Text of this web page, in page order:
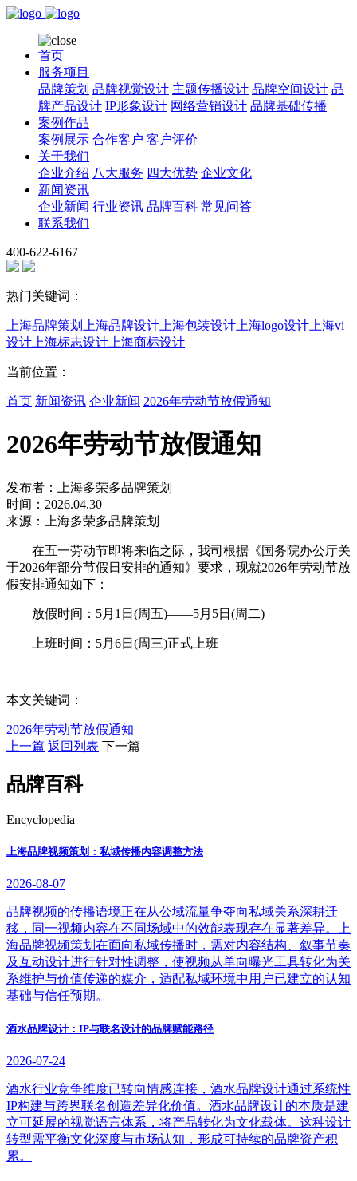
首页
服务项目
品牌策划 品牌视觉设计 主题传播设计 品牌空间设计 品
牌产品设计 IP形象设计 网络营销设计 品牌基础传播
案例作品
案例展示 合作客户 客户评价
关于我们
企业介绍 八大服务 四大优势 企业文化
新闻资讯
企业新闻 行业资讯 品牌百科 常见问答
联系我们
400-622-6167
热门关键词：
上海品牌策划 上海品牌设计 上海包装设计 上海logo设计 上海vi
设计 上海标志设计 上海商标设计
当前位置：
首页 新闻资讯 企业新闻 2026年劳动节放假通知
2026年劳动节放假通知
发布者：上海多荣多品牌策划
时间：2026.04.30
来源：上海多荣多品牌策划
在五一劳动节即将来临之际，我司根据《国务院办公厅关
于2026年部分节假日安排的通知》要求，现就2026年劳动节放
假安排通知如下：
放假时间：5月1日(周五)——5月5日(周二)
上班时间：5月6日(周三)正式上班
本文关键词：
2026年劳动节放假通知
上一篇 返回列表 下一篇
品牌百科
Encyclopedia
上海品牌视频策划：私域传播内容调整方法
2026-08-07
品牌视频的传播语境正在从公域流量争夺向私域关系深耕迁
移，同一视频内容在不同场域中的效能表现存在显著差异。上
海品牌视频策划在面向私域传播时，需对内容结构、叙事节奏
及互动设计进行针对性调整，使视频从单向曝光工具转化为关
系维护与价值传递的媒介，适配私域环境中用户已建立的认知
基础与信任预期。
酒水品牌设计：IP与联名设计的品牌赋能路径
2026-07-24
酒水行业竞争维度已转向情感连接，酒水品牌设计通过系统性
IP构建与跨界联名创造差异化价值。酒水品牌设计的本质是建
立可延展的视觉语言体系，将产品转化为文化载体。这种设计
转型需平衡文化深度与市场认知，形成可持续的品牌资产积
累。